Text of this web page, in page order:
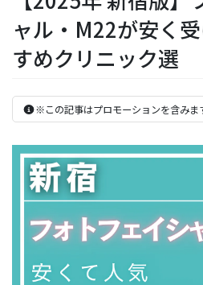
ャル・M22が安く
すめクリニック選
※この記事はプロモーションを含みま